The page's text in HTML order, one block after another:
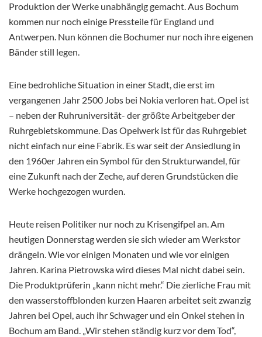
Produktion der Werke unabhängig gemacht. Aus Bochum
kommen nur noch einige Pressteile für England und
Antwerpen. Nun können die Bochumer nur noch ihre eigenen
Bänder still legen.
Eine bedrohliche Situation in einer Stadt, die erst im
vergangenen Jahr 2500 Jobs bei Nokia verloren hat. Opel ist
– neben der Ruhruniversität- der größte Arbeitgeber der
Ruhrgebietskommune. Das Opelwerk ist für das Ruhrgebiet
nicht einfach nur eine Fabrik. Es war seit der Ansiedlung in
den 1960er Jahren ein Symbol für den Strukturwandel, für
eine Zukunft nach der Zeche, auf deren Grundstücken die
Werke hochgezogen wurden.
Heute reisen Politiker nur noch zu Krisengifpel an. Am
heutigen Donnerstag werden sie sich wieder am Werkstor
drängeln. Wie vor einigen Monaten und wie vor einigen
Jahren. Karina Pietrowska wird dieses Mal nicht dabei sein.
Die Produktprüferin „kann nicht mehr.“ Die zierliche Frau mit
den wasserstoffblonden kurzen Haaren arbeitet seit zwanzig
Jahren bei Opel, auch ihr Schwager und ein Onkel stehen in
Bochum am Band. „Wir stehen ständig kurz vor dem Tod“,